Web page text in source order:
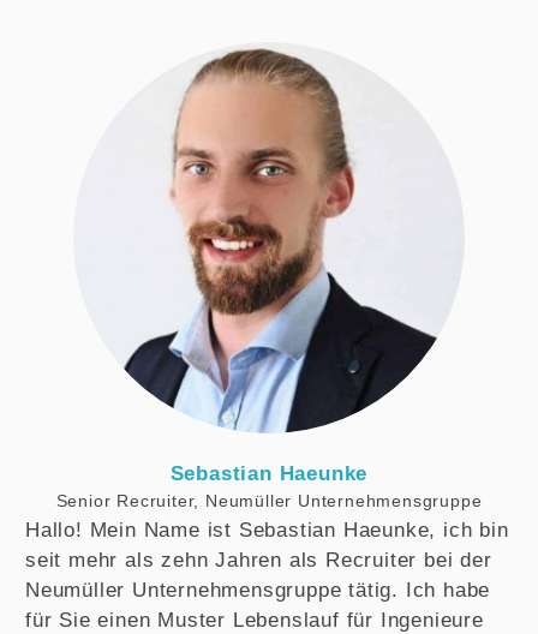
Sebastian Haeunke
Senior Recruiter, Neumüller Unternehmensgruppe
Hallo! Mein Name ist Sebastian Haeunke, ich bin
seit mehr als zehn Jahren als Recruiter bei der
Neumüller Unternehmensgruppe tätig. Ich habe
für Sie einen Muster Lebenslauf für Ingenieure